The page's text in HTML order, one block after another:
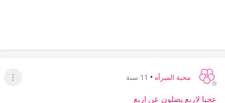
محبة المبرأه • 11 سنة
عرض
عجبا لاربع يضلون عن اربع